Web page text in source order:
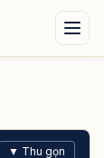
▼ Thu gọn